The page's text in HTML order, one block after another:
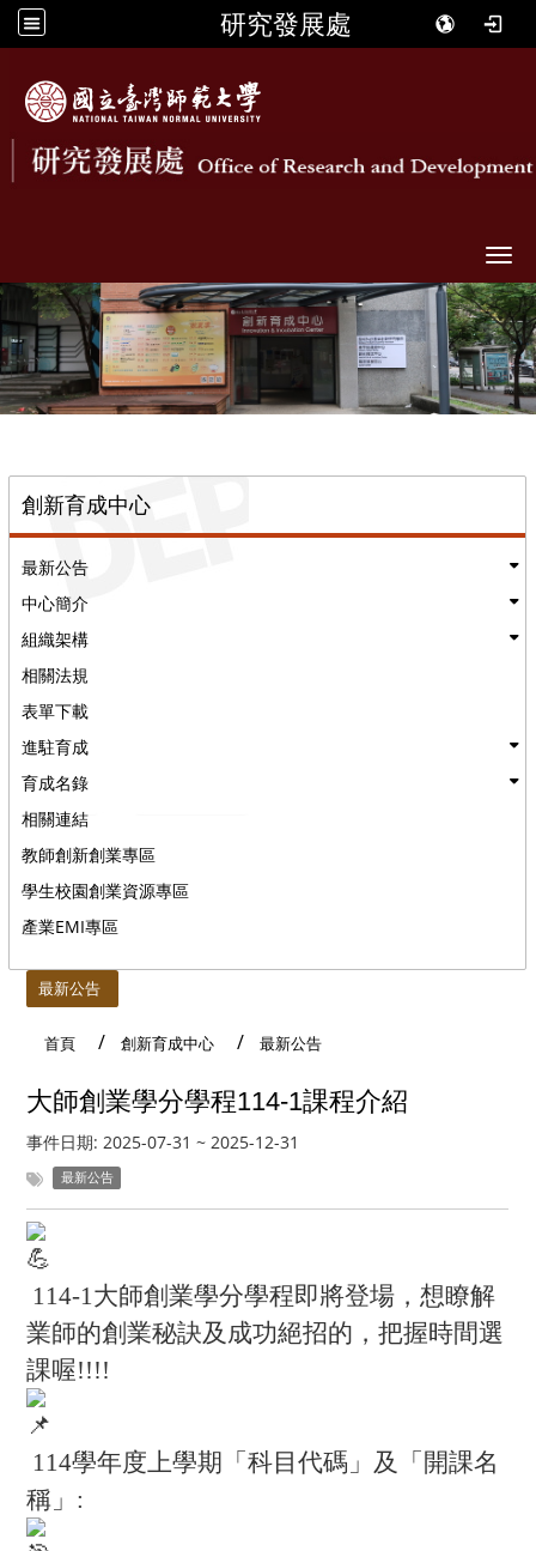
研究發展處
創新育成中心
最新公告
中心簡介
組織架構
相關法規
表單下載
進駐育成
育成名錄
相關連結
教師創新創業專區
學生校園創業資源專區
產業EMI專區
最新公告
首頁 創新育成中心 最新公告
大師創業學分學程114-1課程介紹
事件日期: 2025-07-31 ~ 2025-12-31
最新公告
114-1大師創業學分學程即將登場，想瞭解
業師的創業秘訣及成功絕招的，把握時間選
課喔!!!!
114學年度上學期「科目代碼」及「開課名
稱」: